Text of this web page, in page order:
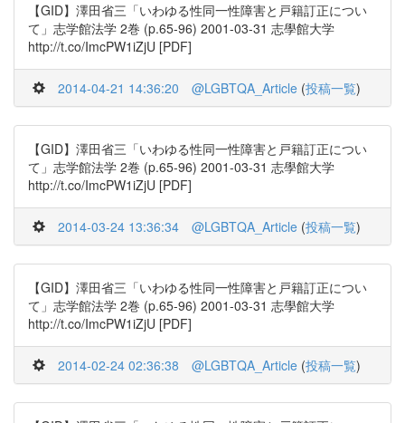
【GID】澤田省三「いわゆる性同一性障害と戸籍訂正につい
て」志学館法学 2巻 (p.65-96) 2001-03-31 志學館大学
http://t.co/ImcPW1iZjU [PDF]
2014-04-21 14:36:20 @LGBTQA_Article (投稿一覧)
【GID】澤田省三「いわゆる性同一性障害と戸籍訂正につい
て」志学館法学 2巻 (p.65-96) 2001-03-31 志學館大学
http://t.co/ImcPW1iZjU [PDF]
2014-03-24 13:36:34 @LGBTQA_Article (投稿一覧)
【GID】澤田省三「いわゆる性同一性障害と戸籍訂正につい
て」志学館法学 2巻 (p.65-96) 2001-03-31 志學館大学
http://t.co/ImcPW1iZjU [PDF]
2014-02-24 02:36:38 @LGBTQA_Article (投稿一覧)